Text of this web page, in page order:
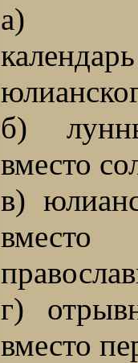
а)
б)
вместо
в)
вместо
г)
вместо